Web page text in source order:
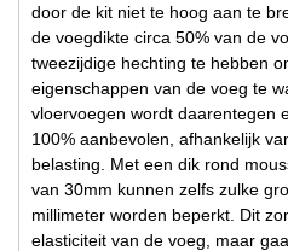
door de kit niet te hoog aan te
de voegdikte circa 50% van de
tweezijdige hechting te hebben
eigenschappen van de voeg te
vloervoegen wordt daarentegen
100% aanbevolen, afhankelijk
belasting. Met een dik rond
van 30mm kunnen zelfs zulke
millimeter worden beperkt. Dit
elasticiteit van de voeg, maar